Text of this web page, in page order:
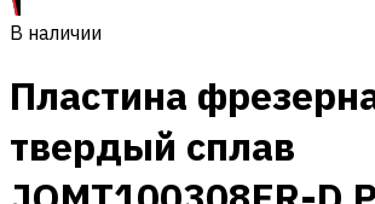
В наличии
Пластина
твердый сплав